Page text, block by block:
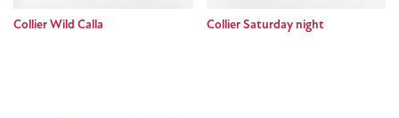
Collier Wild Calla Collier Saturday night